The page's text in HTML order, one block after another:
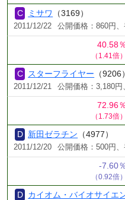
ミサワ （3169）
2011/12/22 公開価格：860円
40.58％
（1.41倍）
スターフライヤー （9206）
2011/12/21 公開価格：3,180円
72.96％
（1.73倍）
新田ゼラチン （4977）
2011/12/20 公開価格：500円
-7.60％
（0.92倍）
カイオム・バイオサイエ